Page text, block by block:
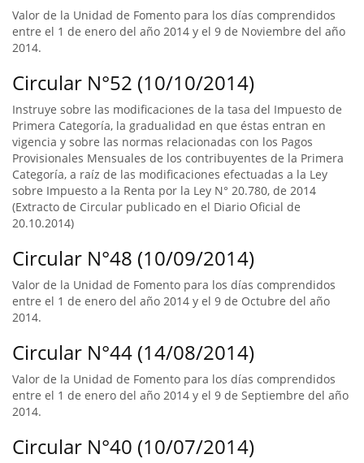
Valor de la Unidad de Fomento para los días comprendidos
entre el 1 de enero del año 2014 y el 9 de Noviembre del año
2014.
Circular N°52 (10/10/2014)
Instruye sobre las modificaciones de la tasa del Impuesto de
Primera Categoría, la gradualidad en que éstas entran en
vigencia y sobre las normas relacionadas con los Pagos
Provisionales Mensuales de los contribuyentes de la Primera
Categoría, a raíz de las modificaciones efectuadas a la Ley
sobre Impuesto a la Renta por la Ley N° 20.780, de 2014
(Extracto de Circular publicado en el Diario Oficial de
20.10.2014)
Circular N°48 (10/09/2014)
Valor de la Unidad de Fomento para los días comprendidos
entre el 1 de enero del año 2014 y el 9 de Octubre del año
2014.
Circular N°44 (14/08/2014)
Valor de la Unidad de Fomento para los días comprendidos
entre el 1 de enero del año 2014 y el 9 de Septiembre del año
2014.
Circular N°40 (10/07/2014)